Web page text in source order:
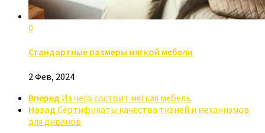
0
Стандартные размеры мягкой мебели
2 Фев, 2024
Вперед Из чего состоит мягкая мебель
Назад Сертификаты качества тканей и механизмов
для диванов